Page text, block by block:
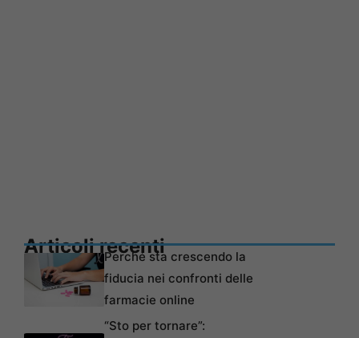
Articoli recentiPerché sta crescendo la
fiducia nei confronti delle
farmacie online
“Sto per tornare”: